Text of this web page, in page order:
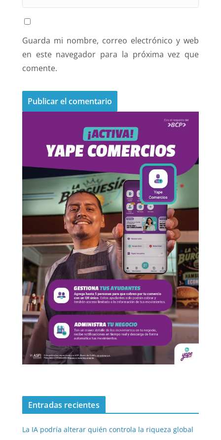
Guarda mi nombre, correo electrónico y web
en este navegador para la próxima vez que
comente.
Entradas recientes
La IA podría alterar quién controla la riqueza global